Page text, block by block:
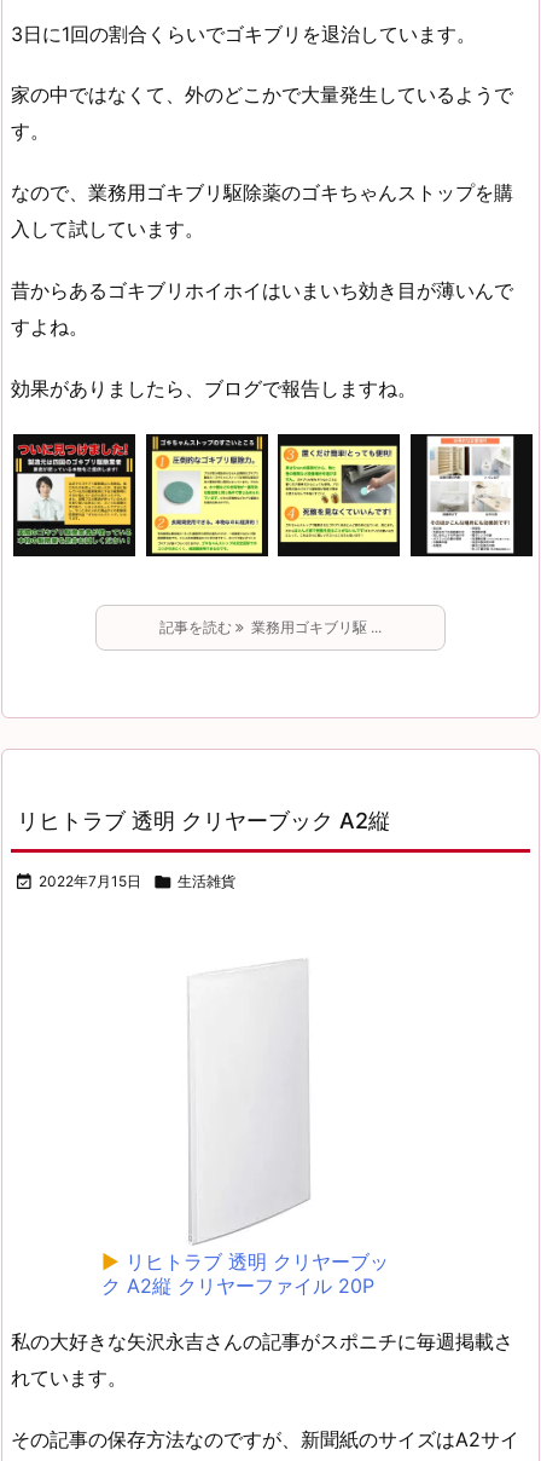
3日に1回の割合くらいでゴキブリを退治しています。
家の中ではなくて、外のどこかで大量発生しているようで
す。
なので、業務用ゴキブリ駆除薬のゴキちゃんストップを購
入して試しています。
昔からあるゴキブリホイホイはいまいち効き目が薄いんで
すよね。
効果がありましたら、ブログで報告しますね。
記事を読む 業務用ゴキブリ駆 ...
リヒトラブ 透明 クリヤーブック A2縦
 2022年7月15日  生活雑貨
▶ リヒトラブ 透明 クリヤーブッ
ク A2縦 クリヤーファイル 20P
私の大好きな矢沢永吉さんの記事がスポニチに毎週掲載さ
れています。
その記事の保存方法なのですが、新聞紙のサイズはA2サイ